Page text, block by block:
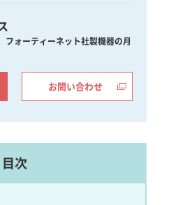
フォーティーネット社製機器の月
お問い合わせ
目次